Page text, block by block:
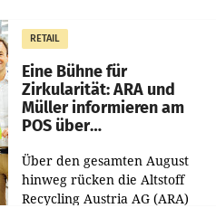
erwirtschaftet, was einem Plus
von 3,8 Prozent gegenüber
dem Vergleichszeitraum
RETAIL
Eine Bühne für
Zirkularität: ARA und
Müller informieren am
POS über
Über den gesamten August
hinweg rücken die Altstoff
Recycling Austria AG (ARA)